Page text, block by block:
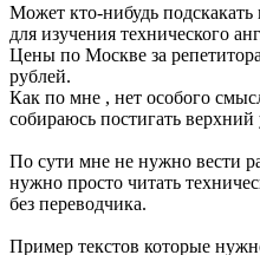
Может кто-нибудь
для изучения технического
Цены по Москве за
рублей.
Как по мне , нет особого
собираюсь постигать верхний
По сути мне не нужно вести
нужно просто читать
без переводчика.
Пример текстов которые